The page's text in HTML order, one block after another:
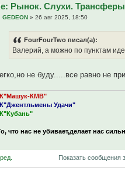
Рынок. Слухи.
GEDEON » 26 авг 2025, 18:50
FourFourTwo писал(а):
Валерий, а можно по пунктам
не буду.....все равно не
КМВ"
Удачи"
что нас не убивает,делает нас
Показать сообщения